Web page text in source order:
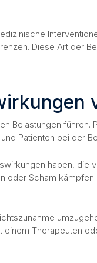
Diese Art der
Belastungen
Patienten bei der
haben, die
oder Scham
Therapeuten